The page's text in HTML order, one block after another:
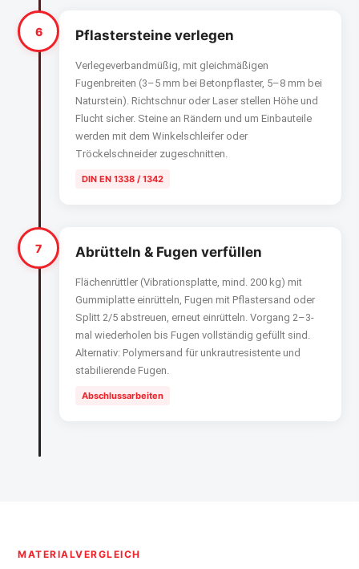
6 Pflastersteine verlegen
Verlegeverbandmüßig, mit gleichmäßigen
Fugenbreiten (3–5 mm bei Betonpflaster, 5–8 mm bei
Naturstein). Richtschnur oder Laser stellen Höhe und
Flucht sicher. Steine an Rändern und um Einbauteile
werden mit dem Winkelschleifer oder
Tröckelschneider zugeschnitten.
DIN EN 1338 / 1342
7 Abrütteln & Fugen verfüllen
Flächenrüttler (Vibrationsplatte, mind. 200 kg) mit
Gummiplatte einrütteln, Fugen mit Pflastersand oder
Splitt 2/5 abstreuen, erneut einrütteln. Vorgang 2–3-
mal wiederholen bis Fugen vollständig gefüllt sind.
Alternativ: Polymersand für unkrautresistente und
stabilierende Fugen.
Abschlussarbeiten
MATERIALVERGLEICH